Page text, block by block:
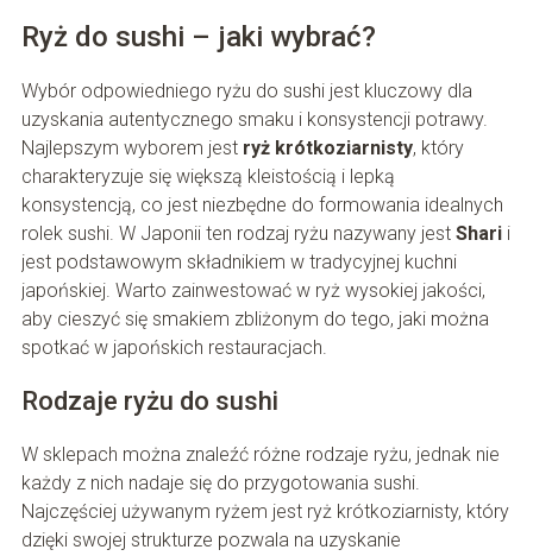
Ryż do sushi – jaki wybrać?
Wybór odpowiedniego ryżu do sushi jest kluczowy dla
uzyskania autentycznego smaku i konsystencji potrawy.
Najlepszym wyborem jest ryż krótkoziarnisty, który
charakteryzuje się większą kleistością i lepką
konsystencją, co jest niezbędne do formowania idealnych
rolek sushi. W Japonii ten rodzaj ryżu nazywany jest Sharii
jest podstawowym składnikiem w tradycyjnej kuchni
japońskiej. Warto zainwestować w ryż wysokiej jakości,
aby cieszyć się smakiem zbliżonym do tego, jaki można
spotkać w japońskich restauracjach.
Rodzaje ryżu do sushi
W sklepach można znaleźć różne rodzaje ryżu, jednak nie
każdy z nich nadaje się do przygotowania sushi.
Najczęściej używanym ryżem jest ryż krótkoziarnisty, który
dzięki swojej strukturze pozwala na uzyskanie